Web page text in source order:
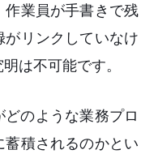
作業員が手書きで残
がリンクしていなけ
は不可能です。
のような業務プロ
積されるのかとい